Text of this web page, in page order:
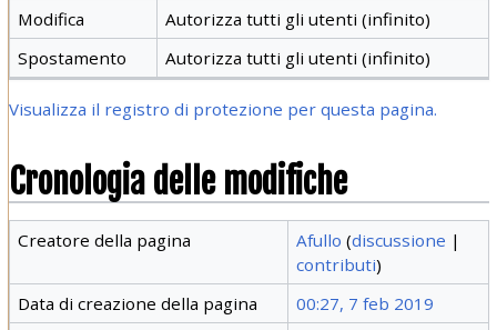
Modifica
Autorizza tutti gli utenti (infinito)
Spostamento
Autorizza tutti gli utenti (infinito)
Visualizza il registro di protezione per questa pagina.
Cronologia delle modifiche
Creatore della pagina Afullo (discussione |
contributi)
Data di creazione della pagina
00:27, 7 feb 2019